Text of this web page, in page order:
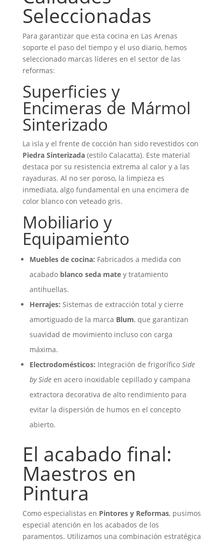
Seleccionadas
Para garantizar que esta cocina en Las Arenas
soporte el paso del tiempo y el uso diario, hemos
seleccionado marcas líderes en el sector de las
reformas:
Superficies y
Encimeras de Mármol
Sinterizado
La isla y el frente de cocción han sido revestidos con
Piedra Sinterizada(estilo Calacatta). Este material
destaca por su resistencia extrema al calor y a las
rayaduras. Al no ser poroso, la limpieza es
inmediata, algo fundamental en una encimera de
color blanco con veteado gris.
Mobiliario y
Equipamiento
Muebles de cocina: Fabricados a medida con
acabado blanco seda matey tratamiento
antihuellas.
Herrajes: Sistemas de extracción total y cierre
amortiguado de la marca Blum, que garantizan
suavidad de movimiento incluso con carga
máxima.
Electrodomésticos: Integración de frigorífico Side
by Sideen acero inoxidable cepillado y campana
extractora decorativa de alto rendimiento para
evitar la dispersión de humos en el concepto
abierto.
El acabado final:
Maestros en
Pintura
Como especialistas en Pintores y Reformas, pusimos
especial atención en los acabados de los
paramentos. Utilizamos una combinación estratégica